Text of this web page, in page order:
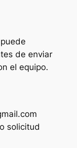
de enviar
el equipo.
solicitud